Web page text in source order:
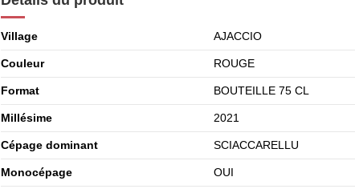
Village AJACCIO
Couleur ROUGE
Format BOUTEILLE 75 CL
Millésime 2021
Cépage dominant SCIACCARELLU
Monocépage OUI